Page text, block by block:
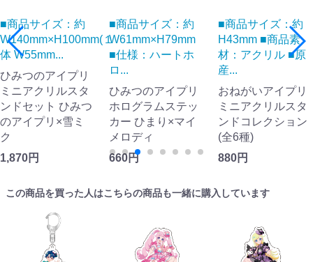
■商品サイズ：約
W140mm×H100mm(１
体 W55mm...
ひみつのアイプリ
ミニアクリルスタ
ンドセット ひみつ
のアイプリ×雪ミ
ク
1,870円
■商品サイズ：約
W61mm×H79mm
■仕様：ハートホ
ロ...
ひみつのアイプリ
ホログラムステッ
カー ひまり×マイ
メロディ
660円
■商品サイズ：約
H43mm ■商品素
材：アクリル ■原
産...
おねがいアイプリ
ミニアクリルスタ
ンドコレクション
(全6種)
880円
この商品を買った人はこちらの商品も一緒に購入しています